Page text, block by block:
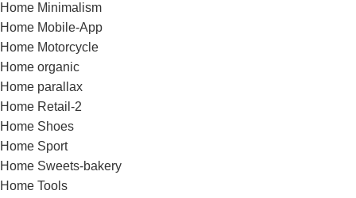
Home Minimalism
Home Mobile-App
Home Motorcycle
Home organic
Home parallax
Home Retail-2
Home Shoes
Home Sport
Home Sweets-bakery
Home Tools